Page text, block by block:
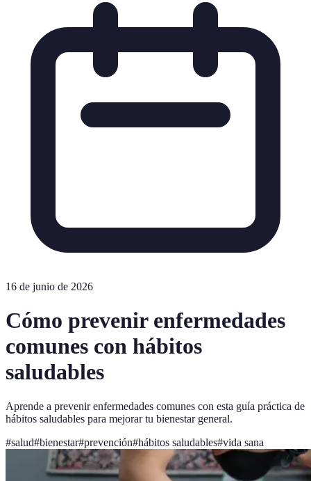
16 de junio de 2026
Cómo prevenir enfermedades
comunes con hábitos
saludables
Aprende a prevenir enfermedades comunes con esta guía práctica de
hábitos saludables para mejorar tu bienestar general.
#salud#bienestar#prevención#hábitos saludables#vida sana